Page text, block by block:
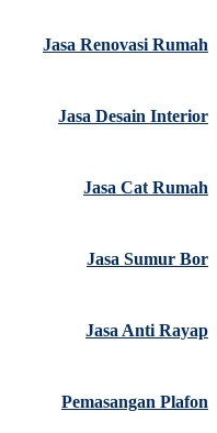
Jasa Renovasi Rumah
Jasa Desain Interior
Jasa Cat Rumah
Jasa Sumur Bor
Jasa Anti Rayap
Pemasangan Plafon